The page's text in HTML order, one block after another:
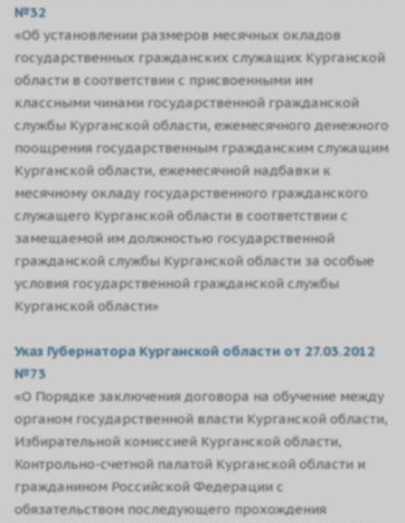
№32
«Об установлении размеров месячных окладов
государственных гражданских служащих Курганской
области в соответствии с присвоенными им
классными чинами государственной гражданской
службы Курганской области, ежемесячного денежного
поощрения государственным гражданским служащим
Курганской области, ежемесячной надбавки к
месячному окладу государственного гражданского
служащего Курганской области в соответствии с
замещаемой им должностью государственной
гражданской службы Курганской области за особые
условия государственной гражданской службы
Курганской области»
Указ Губернатора Курганской области от 27.03.2012
№73
«О Порядке заключения договора на обучение между
органом государственной власти Курганской области,
Избирательной комиссией Курганской области,
Контрольно-счетной палатой Курганской области и
гражданином Российской Федерации с
обязательством последующего прохождения